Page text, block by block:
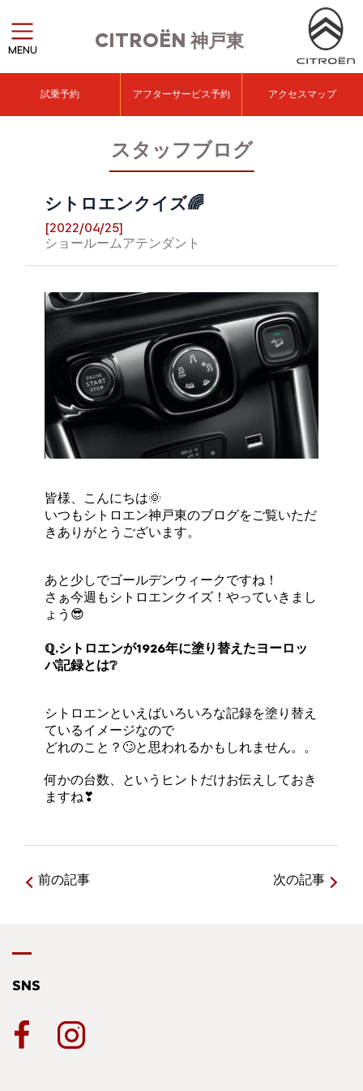
CITROËN神戸東
MENU
試乗予約 アフターサービス予約 アクセスマップ
スタッフブログ
シトロエンクイズ🌈
[2022/04/25]
ショールームアテンダント
皆様、こんにちは🌞
いつもシトロエン神戸東のブログをご覧いただ
きありがとうございます。
あと少しでゴールデンウィークですね！
さぁ今週もシトロエンクイズ！やっていきまし
ょう😎
ℚ.シトロエンが1926年に塗り替えたヨーロッ
パ記録とは❔
シトロエンといえばいろいろな記録を塗り替え
ているイメージなので
どれのこと？🙄と思われるかもしれません。。
何かの台数、というヒントだけお伝えしておき
ますね❣
前の記事 次の記事
SNS